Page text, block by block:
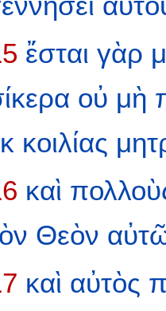
ἔσται γὰρ
οὐ μὴ
κοιλίας
καὶ
Θεὸν
καὶ αὐτὸς